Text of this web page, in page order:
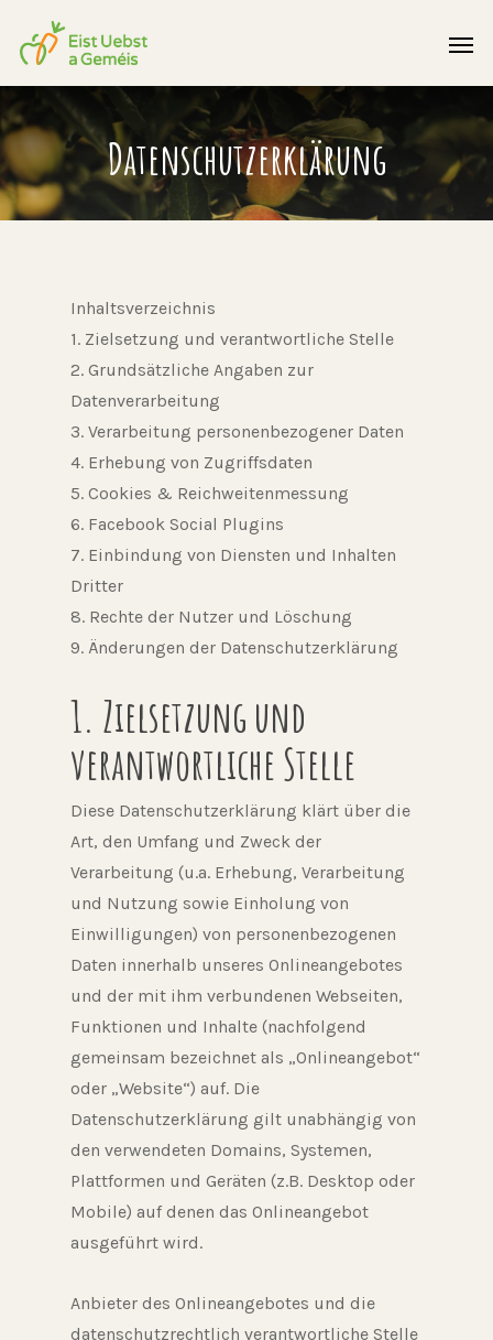
Datenschutzerklärung
Inhaltsverzeichnis
1. Zielsetzung und verantwortliche Stelle
2. Grundsätzliche Angaben zur
Datenverarbeitung
3. Verarbeitung personenbezogener Daten
4. Erhebung von Zugriffsdaten
5. Cookies & Reichweitenmessung
6. Facebook Social Plugins
7. Einbindung von Diensten und Inhalten
Dritter
8. Rechte der Nutzer und Löschung
9. Änderungen der Datenschutzerklärung
1. Zielsetzung und
verantwortliche Stelle
Diese Datenschutzerklärung klärt über die
Art, den Umfang und Zweck der
Verarbeitung (u.a. Erhebung, Verarbeitung
und Nutzung sowie Einholung von
Einwilligungen) von personenbezogenen
Daten innerhalb unseres Onlineangebotes
und der mit ihm verbundenen Webseiten,
Funktionen und Inhalte (nachfolgend
gemeinsam bezeichnet als „Onlineangebot“
oder „Website“) auf. Die
Datenschutzerklärung gilt unabhängig von
den verwendeten Domains, Systemen,
Plattformen und Geräten (z.B. Desktop oder
Mobile) auf denen das Onlineangebot
ausgeführt wird.
Anbieter des Onlineangebotes und die
datenschutzrechtlich verantwortliche Stelle